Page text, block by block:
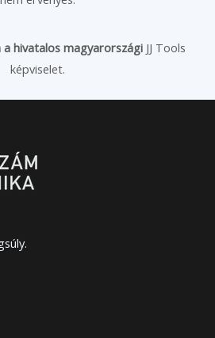
a hivatalos magyarországiJJ Tools
képviselet.